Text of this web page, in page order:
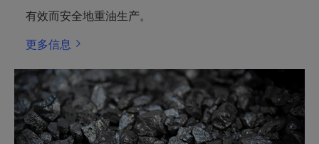
有效而安全地重油生产。
更多信息